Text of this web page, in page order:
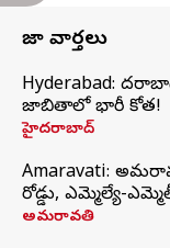
తాజా వార్తలు
Hyderabad:
జాబితాలో భారీ కోత!
హైదరాబాద్
Amaravati:
రోడ్డు, ఎమ్మెల్యే-
అమరావతి